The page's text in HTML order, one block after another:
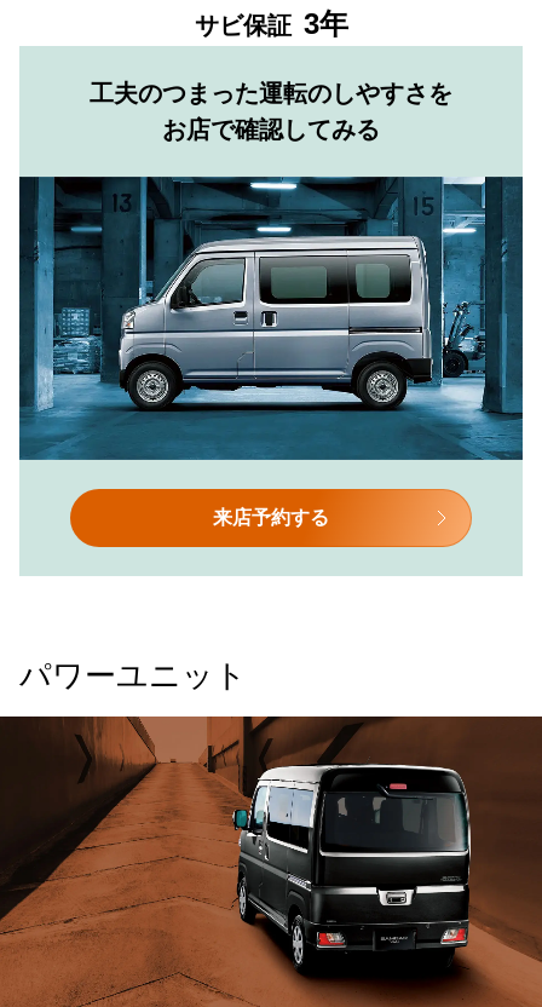
サビ保証 3年
工夫のつまった運転のしやすさを
お店で確認してみる
来店予約する
パワーユニット